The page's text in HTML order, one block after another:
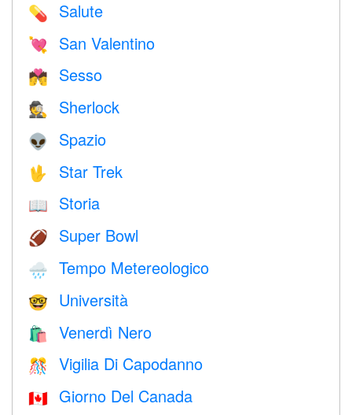
💊 Salute
💘 San Valentino
💏 Sesso
🕵️ Sherlock
👽 Spazio
🖖 Star Trek
📖 Storia
🏈 Super Bowl
🌧 Tempo Metereologico
🤓 Università
🛍 Venerdì Nero
🎊 Vigilia Di Capodanno
🇨🇦 Giorno Del Canada